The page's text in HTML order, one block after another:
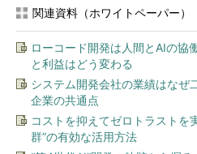
$ aws ec2 describe instances
IAM Roleを設定して操作権限を
EC2インスタンス上でAWS CLI
ーをインスタンス上に平文テキス
ません。
関連資料（ホワイトペーパー）
ローコード開発は人間とAIの協
と利益はどう変わる
システム開発会社の業績はなぜ
企業の共通点
コストを抑えてゼロトラストを
群”の有効な活用方法